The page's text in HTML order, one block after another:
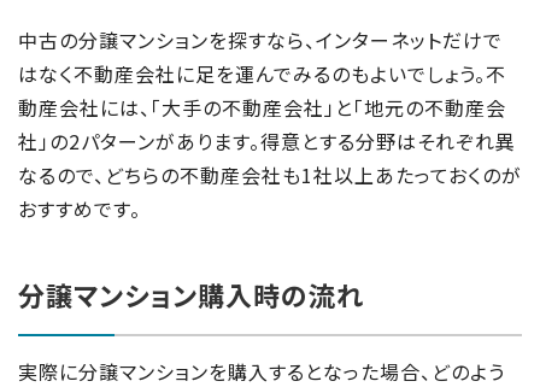
中古の分譲マンションを探すなら、インターネットだけで
はなく不動産会社に足を運んでみるのもよいでしょう。不
動産会社には、「大手の不動産会社」と「地元の不動産会
社」の2パターンがあります。得意とする分野はそれぞれ異
なるので、どちらの不動産会社も1社以上あたっておくのが
おすすめです。
分譲マンション購入時の流れ
実際に分譲マンションを購入するとなった場合、どのよう